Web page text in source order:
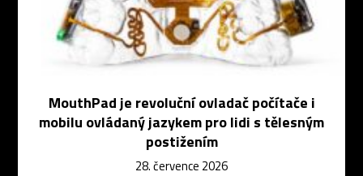
MouthPad je revoluční ovladač počítače i
mobilu ovládaný jazykem pro lidi s tělesným
postižením
28. července 2026